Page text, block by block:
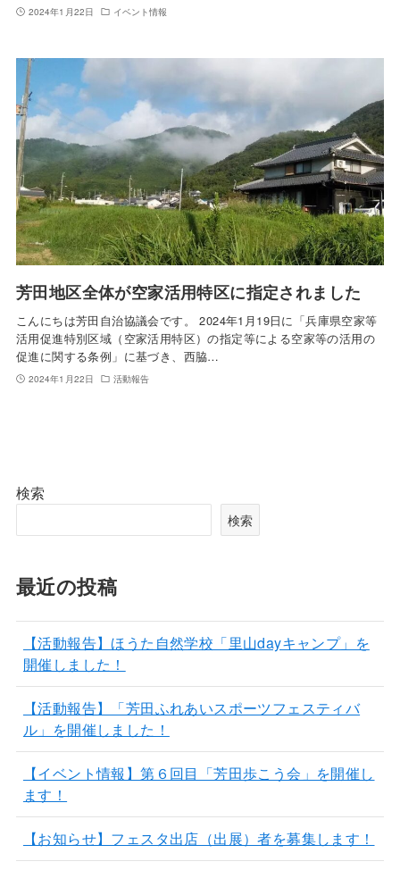
2024年1月22日 イベント情報
芳田地区全体が空家活用特区に指定されました
こんにちは芳田自治協議会です。 2024年1月19日に「兵庫県空家等
活用促進特別区域（空家活用特区）の指定等による空家等の活用の
促進に関する条例」に基づき、西脇…
2024年1月22日 活動報告
検索
検索
最近の投稿
【活動報告】ほうた自然学校「里山dayキャンプ」を
開催しました！
【活動報告】「芳田ふれあいスポーツフェスティバ
ル」を開催しました！
【イベント情報】第６回目「芳田歩こう会」を開催し
ます！
【お知らせ】フェスタ出店（出展）者を募集します！